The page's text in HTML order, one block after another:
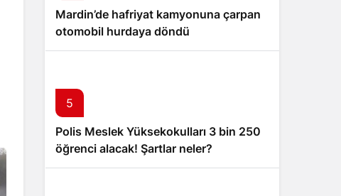
Mardin’de hafriyat kamyonuna çarpan
otomobil hurdaya döndü
5
Polis Meslek Yüksekokulları 3 bin 250
öğrenci alacak! Şartlar neler?